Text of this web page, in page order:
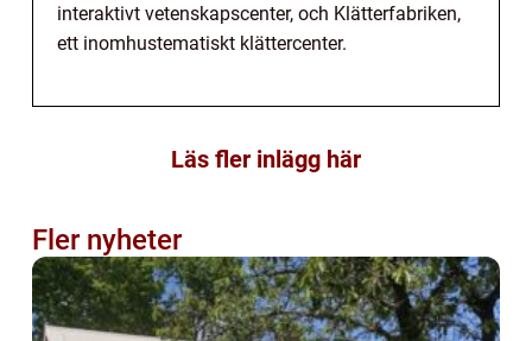
interaktivt vetenskapscenter, och Klätterfabriken,
ett inomhustematiskt klättercenter.
Läs fler inlägg här
Fler nyheter